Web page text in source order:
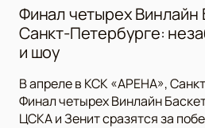
Финал четырех Винлайн
Санкт-Петербурге:
и шоу
В апреле в КСК «АРЕНА»,
Финал четырех Винлайн
ЦСКА и Зенит сразятся за